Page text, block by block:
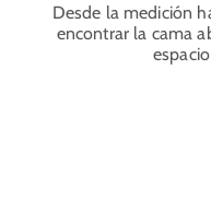
Desde la medición
encontrar la cama